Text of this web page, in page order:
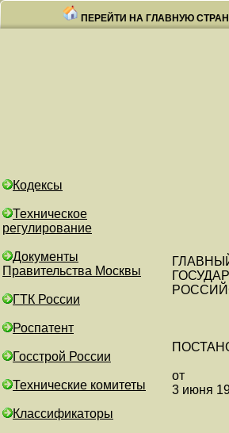
ПЕРЕЙТИ НА ГЛАВНУЮ
Кодексы
Техническое
регулирование
Документы
Правительства Москвы
ГТК России
Роспатент
Госстрой России
Технические комитеты
Классификаторы
от
3 июня